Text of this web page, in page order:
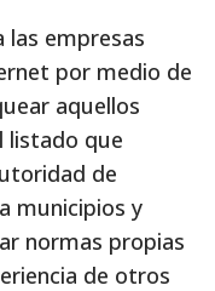
las empresas
por medio de
aquellos
listado que
de
municipios y
normas propias
de otros